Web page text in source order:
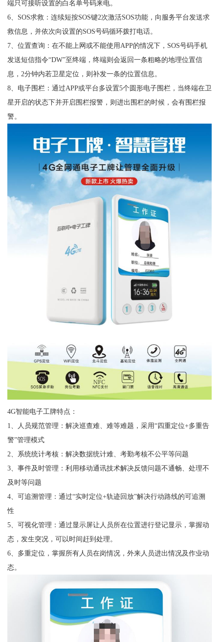
端只可接听设置的白名单号码来电。
6、SOS求救：连续短按SOS键2次激活SOS功能，向服务平台发送求
救信息，并依次向设置的SOS号码循环拨打电话。
7、位置查询：在不能上网或不能使用APP的情况下，SOS号码手机
发送短信指令“DW”至终端，终端则会返回一条粗略的地理位置信
息，2分钟内若卫星定位，则补发一条的位置信息。
8、电子围栏：通过APP或平台多设置5个圆形电子围栏，当终端在卫
星开启的状态下并开启围栏报警，则进出围栏的时候，会有围栏报
警。
4G智能电子工牌特点：
1、人员规范管理：解决巡查难、难等难题，采用“四重定位+多重告
警”管理模式
2、系统统计考核：解决数据统计难、考勤考核不公平等问题
3、事件及时管理：利用移动通讯技术解决反馈问题不通畅、处理不
及时等问题
4、可追溯管理：通过“实时定位+轨迹回放”解决行动路线的可追溯
性
5、可视化管理：通过显示屏让人员所在位置进行登记显示，掌握动
态，发生突况，可以时间赶到处理。
6、多重定位，掌握所有人员在岗情况，外来人员进出情况及作业动
态。